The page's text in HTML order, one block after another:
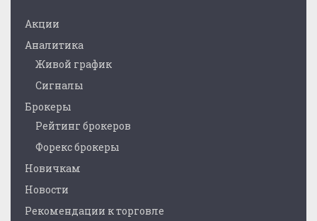
Акции
Аналитика
Живой график
Сигналы
Брокеры
Рейтинг брокеров
Форекс брокеры
Новичкам
Новости
Рекомендации к торговле